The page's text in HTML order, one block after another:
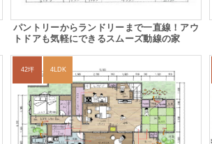
パントリーからランドリーまで一直線！アウ
トドアも気軽にできるスムーズ動線の家
42坪 4LDK